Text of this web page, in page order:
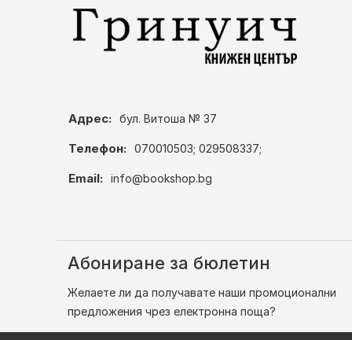
Адрес: бул. Витоша № 37
Телефон: 070010503; 029508337;
Email: info@bookshop.bg
Абониране за бюлетин
Желаете ли да получавате наши промоционални
предложения чрез електронна поща?